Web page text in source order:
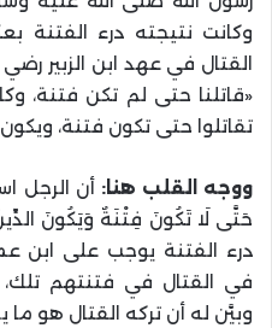
وكانت نتيجته درء الفتنة
القتال في عهد ابن الزبير
«قاتلنا حتى لم تكن فتنة،
تقاتلوا حتى تكون فتنة، ويكون
ووجه القلب هنا: أن الرجل
درء الفتنة يوجب على ابن
في القتال في فتنتهم
وبيَّن له أن تركه القتال هو ما